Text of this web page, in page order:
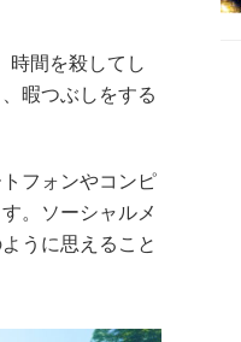
時間を殺してし
暇つぶしをする
フォンやコンピ
。ソーシャルメ
うに思えること